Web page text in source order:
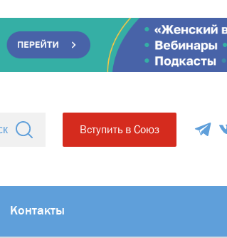
Вступить в Союз
Контакты